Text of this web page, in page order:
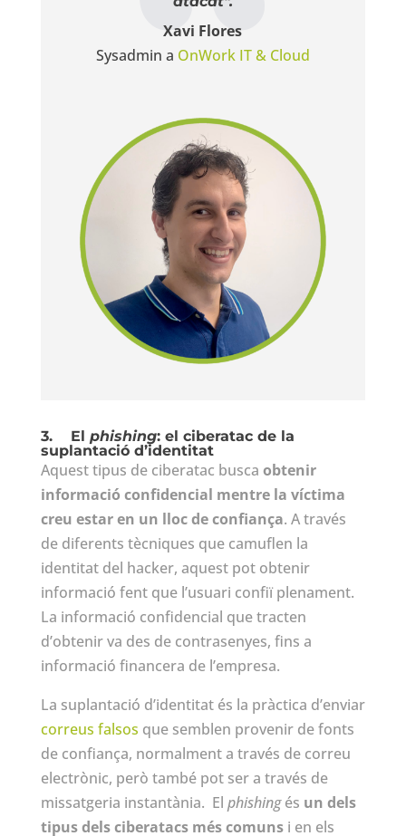
Xavi Flores
Sysadmin a OnWork IT & Cloud
3. El phishing: el ciberatac de la
suplantació d’identitat
Aquest tipus de ciberatac busca obtenir
informació confidencial mentre la víctima
creu estar en un lloc de confiança. A través
de diferents tècniques que camuflen la
identitat del hacker, aquest pot obtenir
informació fent que l’usuari confiï plenament.
La informació confidencial que tracten
d’obtenir va des de contrasenyes, fins a
informació financera de l’empresa.
La suplantació d’identitat és la pràctica d’enviar
correus falsos que semblen provenir de fonts
de confiança, normalment a través de correu
electrònic, però també pot ser a través de
missatgeria instantània. El phishingés un dels
tipus dels ciberatacs més comunsi en els